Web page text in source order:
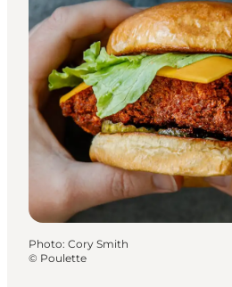
Inspirations
Destinations
Quoi faire
Hébergements
Planifiez votre voyage
Photo: Cory Smith
© Poulette